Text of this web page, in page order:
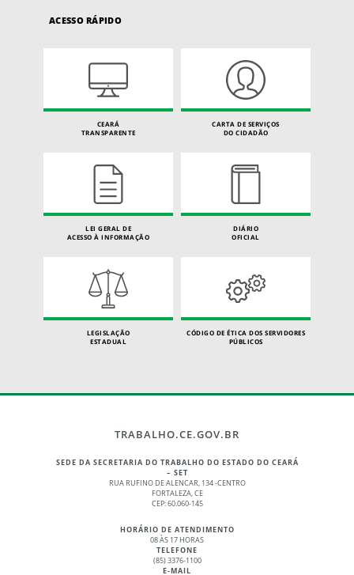
ACESSO RÁPIDO
CEARÁ
TRANSPARENTE
CARTA DE SERVIÇOS
DO CIDADÃO
LEI GERAL DE
ACESSO À INFORMAÇÃO
DIÁRIO
OFICIAL
LEGISLAÇÃO
ESTADUAL
CÓDIGO DE ÉTICA DOS SERVIDORES
PÚBLICOS
TRABALHO.CE.GOV.BR
SEDE DA SECRETARIA DO TRABALHO DO ESTADO DO CEARÁ
– SET
RUA RUFINO DE ALENCAR, 134 -CENTRO
FORTALEZA, CE
CEP: 60.060-145
HORÁRIO DE ATENDIMENTO
08 ÀS 17 HORAS
TELEFONE
(85) 3376-1100
E-MAIL